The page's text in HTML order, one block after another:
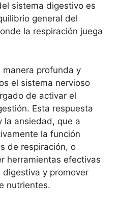
sistema digestivo es
general del
la respiración juega
manera profunda y
el sistema nervioso
de activar el
Esta respuesta
la ansiedad, que a
la función
de respiración, o
herramientas efectivas
y promover
nutrientes.